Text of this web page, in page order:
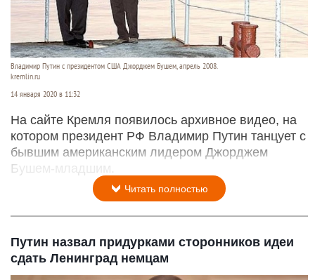
Владимир Путин с президентом США Джорджем Бушем, апрель 2008.
kremlin.ru
14 января 2020 в 11:32
На сайте Кремля появилось архивное видео, на
котором президент РФ Владимир Путин танцует с
бывшим американским лидером Джорджем
Бушем-младшим.
Читать полностью
Путин назвал придурками сторонников идеи
сдать Ленинград немцам